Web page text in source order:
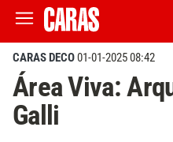
CARAS DECO01-01-2025 08:42
Área Viva:
Galli